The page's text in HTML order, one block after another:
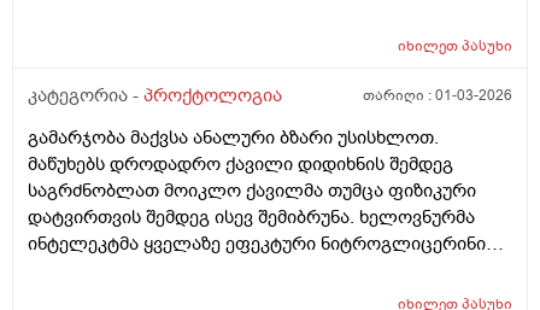
იხილეთპასუხი
კატეგორია - პროქტოლოგია თარიღი :01-03-2026
გამარჯობა მაქვსა ანალური ბზარი უსისხლოთ.
მაწუხებს დროდადრო ქავილი დიდიხნის შემდეგ
საგრძნობლათ მოიკლო ქავილმა თუმცა ფიზიკური
დატვირთვის შემდეგ ისევ შემიბრუნა. ხელოვნურმა
ინტელეკტმა ყველაზე ეფეკტური ნიტროგლიცერინის
და ზოგადად დიდი სიმწირეა წამლების ამ თემაზე
იხილეთპასუხი